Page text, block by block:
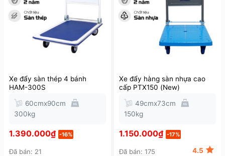
Xe đẩy sàn thép 4 bánh
HAM-300S
60cmx90cm
300kg
1.390.000₫ -16%
Đã bán: 21
Xe đẩy hàng sàn nhựa cao
cấp PTX150 (New)
49cmx73cm
150kg
1.150.000₫ -17%
Đã bán: 175 4.5